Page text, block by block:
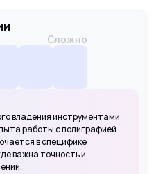
Сложно
владения инструментами
работы с полиграфией.
в специфике
важна точность и